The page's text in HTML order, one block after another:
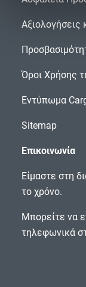
Αξιολογήσεις
Όροι Χρήσης
Εντύπωμα
Sitemap
Επικοινωνία
Είμαστε στη
το χρόνο.
Μπορείτε να
τηλεφωνικά